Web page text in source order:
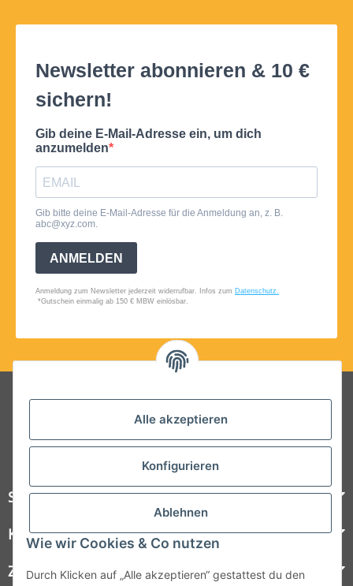
Alle akzeptieren
Konfigurieren
Ablehnen
Wie wir Cookies & Co nutzen
Durch Klicken auf „Alle akzeptieren“ gestattest du den
Folgt uns auf Social Media
Steelboxx
Kundenservice
Zahlungsmöglichkeiten